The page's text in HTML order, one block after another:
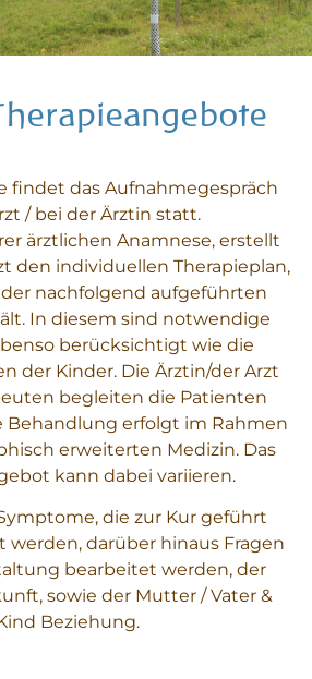
findet das Aufnahmegespräch
/ bei der Ärztin statt.
ärztlichen Anamnese, erstellt
den individuellen Therapieplan,
nachfolgend aufgeführten
In diesem sind notwendige
berücksichtigt wie die
der Kinder. Die Ärztin/der Arzt
begleiten die Patienten
Behandlung erfolgt im Rahmen
erweiterten Medizin. Das
kann dabei variieren.
die zur Kur geführt
werden, darüber hinaus Fragen
bearbeitet werden, der
sowie der Mutter / Vater &
Beziehung.